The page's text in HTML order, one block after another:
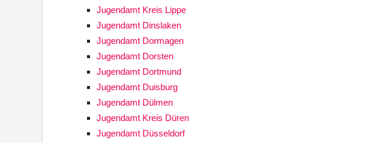
Jugendamt Kreis Lippe
Jugendamt Dinslaken
Jugendamt Dormagen
Jugendamt Dorsten
Jugendamt Dortmund
Jugendamt Duisburg
Jugendamt Dülmen
Jugendamt Kreis Düren
Jugendamt Düsseldorf